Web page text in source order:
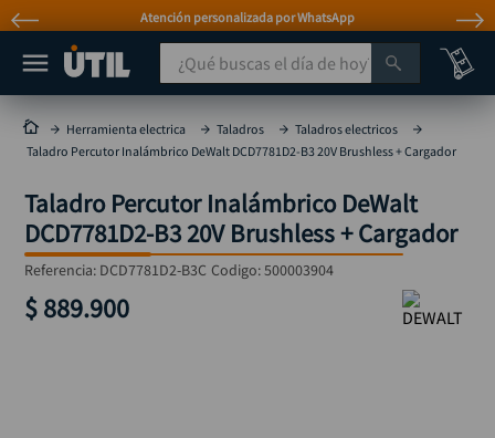
Atención personalizada por WhatsApp
¿Qué buscas el día de hoy?
Herramienta electrica Taladros
Taladros electricos
Taladro Percutor Inalámbrico DeWalt DCD7781D2-B3 20V Brushless + Cargador
Taladro Percutor Inalámbrico DeWalt
DCD7781D2-B3 20V Brushless + Cargador
Referencia: DCD7781D2-B3C Codigo:500003904
$889.900
MÁS BUSCADOS
taladro
taladros pulidoras
compresor
sierra circular
ruteadora